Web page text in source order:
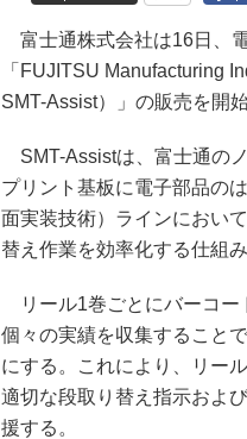
富士通株式会社は16日、
「FUJITSU Manufacturing
SMT-Assist）」の販売を開始
SMT-Assistは、富士通の
プリント基板に電子部品の
面実装技術）ラインにおい
替え作業を効率化する仕組
リール1巻ごとにバーコー
個々の実績を収集すること
にする。これにより、リー
適切な段取り替え指示およ
援する。